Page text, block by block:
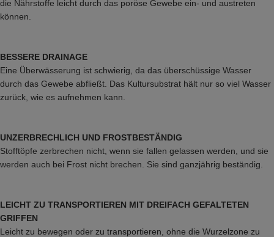
die Nährstoffe leicht durch das poröse Gewebe ein- und austreten
können.
BESSERE DRAINAGE
Eine Überwässerung ist schwierig, da das überschüssige Wasser
durch das Gewebe abfließt. Das Kultursubstrat hält nur so viel Wasser
zurück, wie es aufnehmen kann.
UNZERBRECHLICH UND FROSTBESTÄNDIG
Stofftöpfe zerbrechen nicht, wenn sie fallen gelassen werden, und sie
werden auch bei Frost nicht brechen. Sie sind ganzjährig beständig.
LEICHT ZU TRANSPORTIEREN MIT DREIFACH GEFALTETEN
GRIFFEN
Leicht zu bewegen oder zu transportieren, ohne die Wurzelzone zu